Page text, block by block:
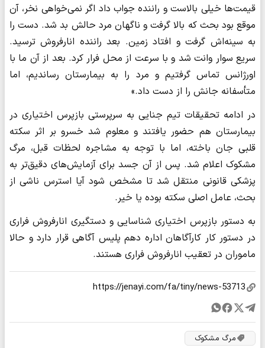
قیمت‌ها خیلی بالاست و راننده جواب داد اگر نمی‌خواهی نخر، آن
موقع بود بحث که بالا گرفت و ناگهان مرد حالش بد شد. دست را
به سینه‌اش گرفت و افتاد زمین. بعد راننده انارفروش ترسید.
سریع سوار وانت شد و با سرعت از محل فرار کرد. بعد از آن ما با
اورژانس تماس گرفتیم و مرد را به بیمارستان رساندیم، اما
متأسفانه جانش را از دست داد.»
در ادامه تحقیقات تیم جنایی به سرپرستی بازپرس اختیاری در
بیمارستان هم حضور یافتند و معلوم شد خسرو بر اثر سکته
قلبی جان باخته، اما با توجه به مشاجره لحظات قبل، مرگ
مشکوک اعلام شد. پس از آن جسد برای آزمایش‌های دقیق‌تر به
پزشکی قانونی منتقل شد تا مشخص شود آیا استرس ناشی از
بحث، عامل اصلی سکته بوده یا خیر.
به دستور بازپرس اختیاری شناسایی و دستگیری انارفروش فراری
در دستور کار کارآگاهان اداره دهم پلیس آگاهی قرار دارد و حالا
ماموران در تعقیب انارفروش فراری هستند.
مرگ مشکوک